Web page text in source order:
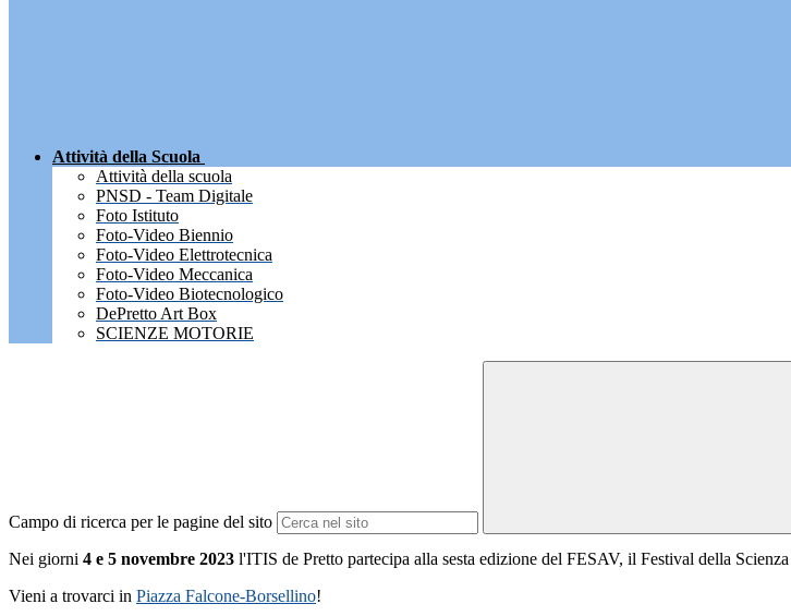
Attività della Scuola
Attività della scuola
PNSD - Team Digitale
Foto Istituto
Foto-Video Biennio
Foto-Video Elettrotecnica
Foto-Video Meccanica
Foto-Video Biotecnologico
DePretto Art Box
SCIENZE MOTORIE
Campo di ricerca per le pagine del sito
Nei giorni 4 e 5 novembre 2023 l'ITIS de Pretto partecipa alla sesta edizione del FESAV, il Festival della
Vieni a trovarci in Piazza Falcone-Borsellino!